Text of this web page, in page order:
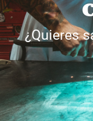
¿Quieres